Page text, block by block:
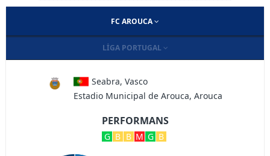
FC AROUCA
LIGA PORTUGAL
Seabra, Vasco
Estadio Municipal de Arouca, Arouca
PERFORMANS
G B B M G B